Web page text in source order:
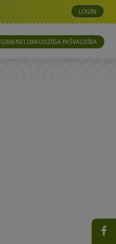
LOGIN
ĢIMENEI DRAUDZĪGA PAŠVALDĪBA